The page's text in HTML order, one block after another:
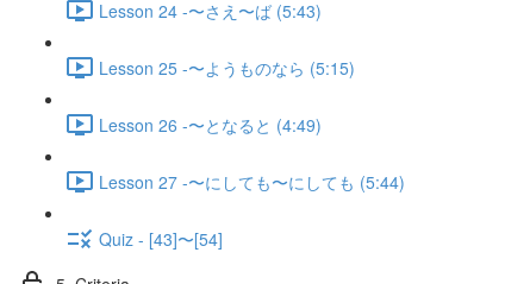
Lesson 24 -〜さえ〜ば (5:43)
Lesson 25 -〜ようものなら (5:15)
Lesson 26 -〜となると (4:49)
Lesson 27 -〜にしても〜にしても (5:44)
Quiz - [43]〜[54]